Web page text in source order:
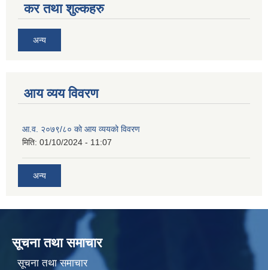
कर तथा शुल्कहरु
अन्य
आय व्यय विवरण
आ.व. २०७९/८० को आय व्ययको विवरण
मिति: 01/10/2024 - 11:07
अन्य
सूचना तथा समाचार
सूचना तथा समाचार